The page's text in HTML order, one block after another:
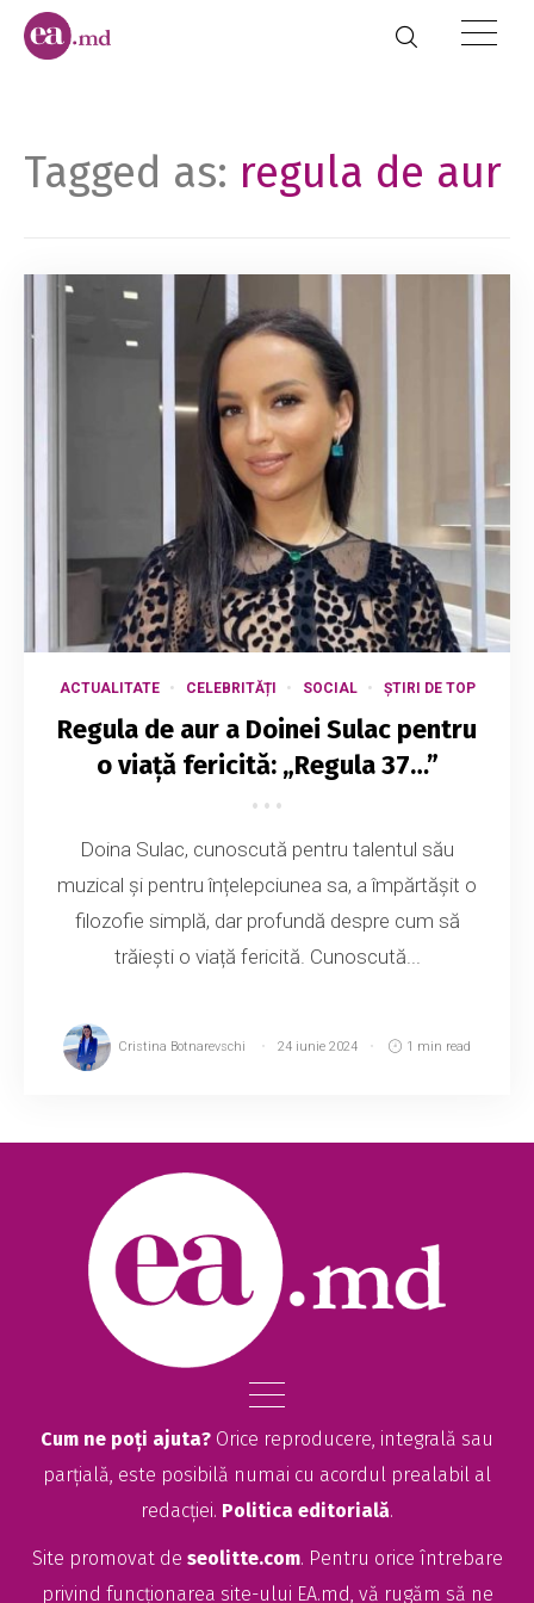
Tagged as: regula de aur
ACTUALITATE CELEBRITĂȚI SOCIAL ȘTIRI DE TOP
Regula de aur a Doinei Sulac pentru
o viață fericită: „Regula 37…”
Doina Sulac, cunoscută pentru talentul său
muzical și pentru înțelepciunea sa, a împărtășit o
filozofie simplă, dar profundă despre cum să
trăiești o viață fericită. Cunoscută...
Cristina Botnarevschi 24 iunie 2024 1 min read
Cum ne poți ajuta? Orice reproducere, integrală sau
parțială, este posibilă numai cu acordul prealabil al
redacției. Politica editorială.
Site promovat de seolitte.com. Pentru orice întrebare
privind funcționarea site-ului EA.md, vă rugăm să ne